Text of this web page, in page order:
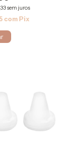
sem juros
com Pix